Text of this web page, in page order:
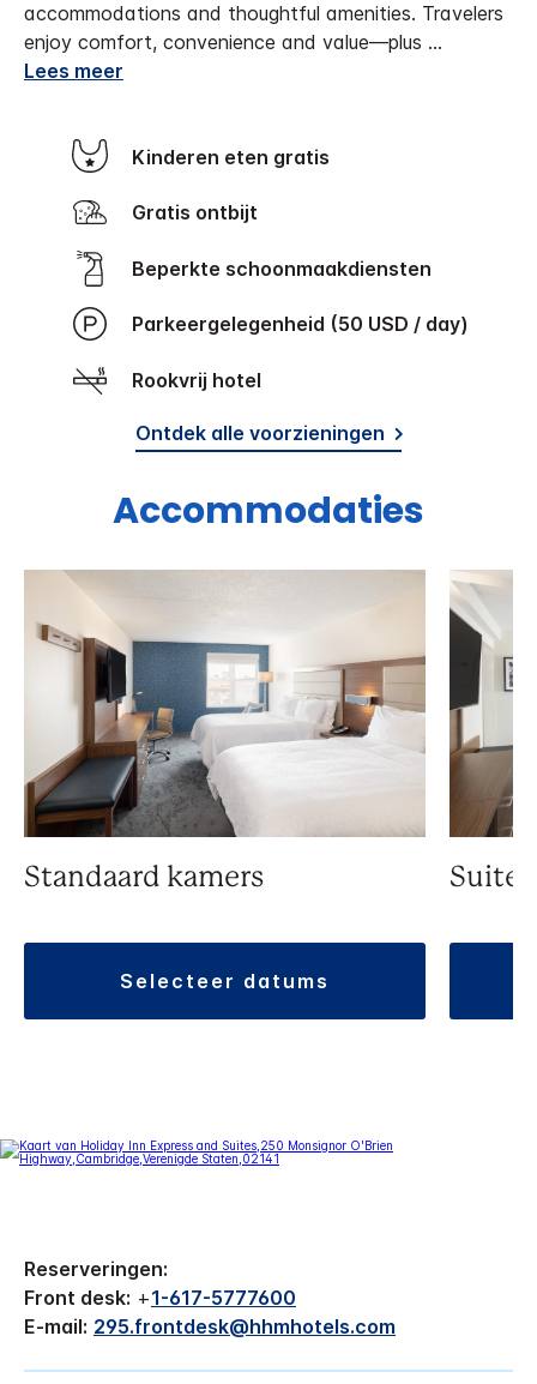
accommodations and thoughtful amenities. Travelers
enjoy comfort, convenience and value—plus ...
Lees meer
Kinderen eten gratis
Gratis ontbijt
Beperkte schoonmaakdiensten
Parkeergelegenheid (50 USD / day)
Rookvrij hotel
Ontdek alle voorzieningen
Accommodaties
Standaard kamers
selecteer datums
Suite
Reserveringen:
Front desk: +1-617-5777600
E-mail: 295.frontdesk@hhmhotels.com